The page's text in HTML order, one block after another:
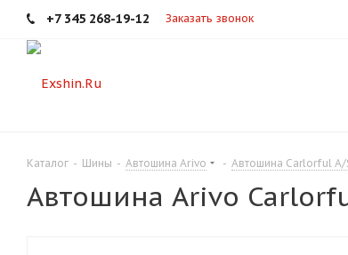
+7 345 268-19-12 Заказать звонок
Каталог - Шины - Автошина Arivo - Автошина Carlorful A/
Автошина Arivo